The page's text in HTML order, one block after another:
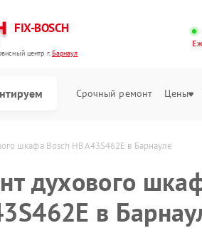
FIX-BOSCH
центр г.Барнаул
Срочный ремонт Цены
шкафа Bosch HBA43S462E в Барнауле
духового
в